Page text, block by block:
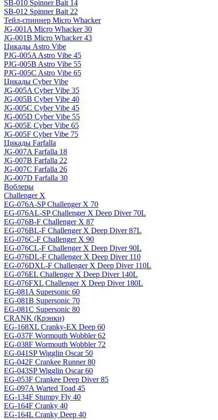
SB-010 Spinner Bait 14
SB-012 Spinner Bait 22
Тейл-спиннер Micro Whacker
JG-001A Micro Whacker 30
JG-001B Micro Whacker 43
Цикады Astro Vibe
PJG-005A Astro Vibe 45
PJG-005B Astro Vibe 55
PJG-005C Astro Vibe 65
Цикады Cyber Vibe
JG-005A Cyber Vibe 35
JG-005B Cyber Vibe 40
JG-005C Cyber Vibe 45
JG-005D Cyber Vibe 55
JG-005E Cyber Vibe 65
JG-005F Cyber Vibe 75
Цикады Farfalla
JG-007A Farfalla 18
JG-007B Farfalla 22
JG-007C Farfalla 26
JG-007D Farfalla 30
Воблеры
Challenger X
EG-076A-SP Challenger X 70
EG-076AL-SP Challenger X Deep Diver 70L
EG-076B-F Challenger X 87
EG-076BL-F Challenger X Deep Diver 87L
EG-076C-F Challenger X 90
EG-076CL-F Challenger X Deep Diver 90L
EG-076DL-F Challenger X Deep Diver 110
EG-076DXL-F Challenger X Deep Diver 110L
EG-076EL Challenger X Deep Diver 140L
EG-076FXL Challenger X Deep Diver 180L
EG-081A Supersonic 60
EG-081B Supersonic 70
EG-081C Supersonic 80
CRANK (Крэнки)
EG-168XL Cranky-EX Deep 60
EG-037F Wormouth Wobbler 62
EG-038F Wormouth Wobbler 72
EG-041SP Wigglin Oscar 50
EG-042F Crankee Runner 80
EG-043SP Wigglin Oscar 60
EG-053F Crankee Deep Diver 85
EG-097A Warted Toad 45
EG-134F Stumpy Fly 40
EG-164F Cranky 40
EG-164L Cranky Deep 40